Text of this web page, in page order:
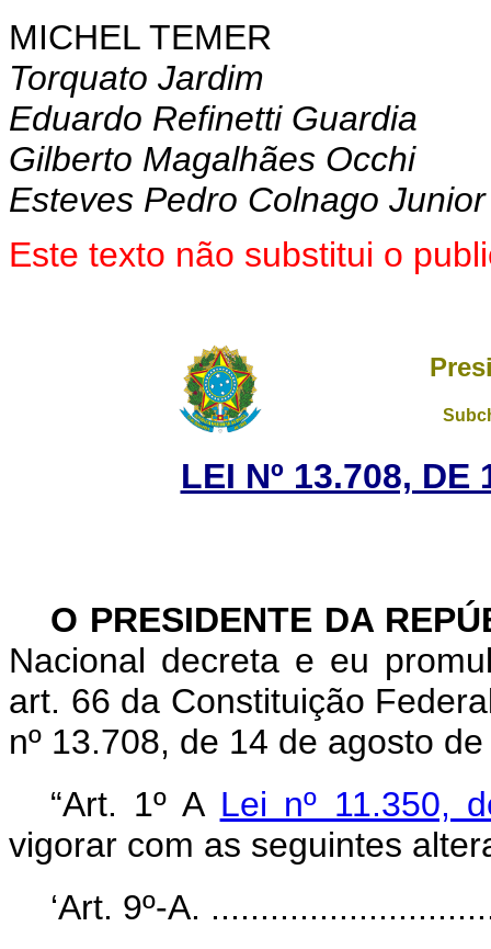
MICHEL TEMER
Torquato Jardim
Eduardo Refinetti Guardia
Gilberto Magalhães Occhi
Esteves Pedro Colnago Junior
Este texto não substitui o
LEI Nº 13.708, DE
O PRESIDENTE DA
Nacional decreta e eu
art. 66 da Constituição
nº 13.708, de 14 de agosto
“Art. 1º A Lei nº 11.350,
vigorar com as seguintes
‘Art. 9º-A.